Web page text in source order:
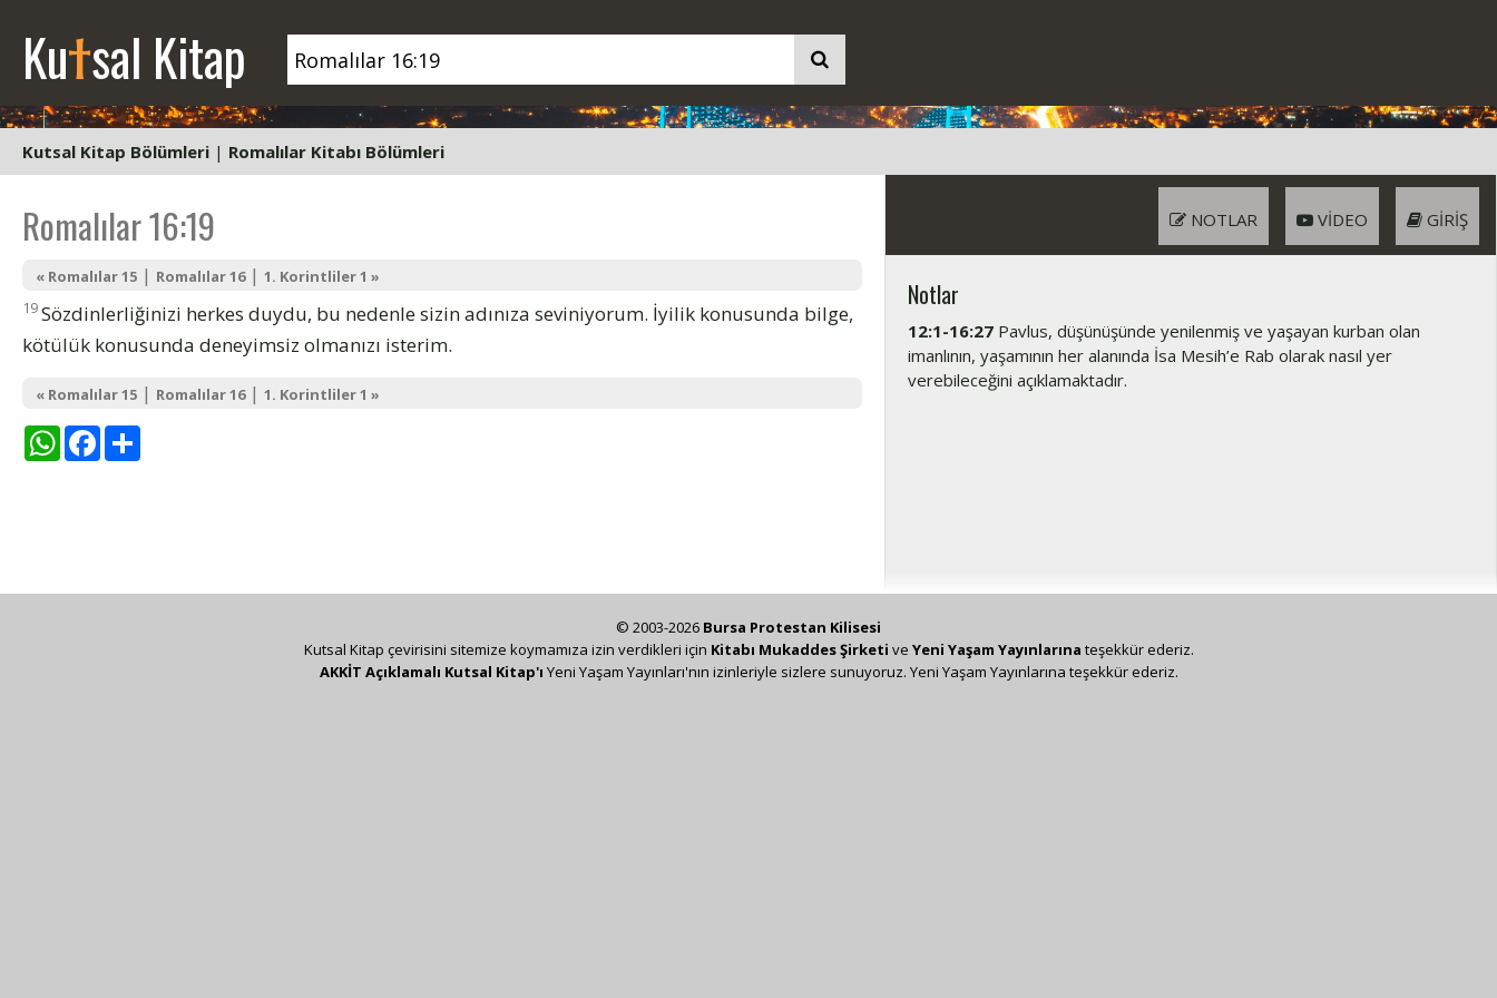
Kutsal Kitap
Kutsal Kitap Bölümleri | Romalılar Kitabı Bölümleri
Romalılar 16:19
« Romalılar 15 | Romalılar 16| 1. Korintliler 1 »
19Sözdinlerliğinizi herkes duydu, bu nedenle sizin adınıza seviniyorum. İyilik konusunda bilge,
kötülük konusunda deneyimsiz olmanızı isterim.
« Romalılar 15 | Romalılar 16| 1. Korintliler 1 »
WhatsAppFacebook
GIRIŞ
VIDEO
NOTLAR
Notlar
12:1-16:27 Pavlus, düşünüşünde yenilenmiş ve yaşayan kurban olan
imanlının, yaşamının her alanında İsa Mesih’e Rab olarak nasıl yer
verebileceğini açıklamaktadır.
© 2003-2026 Bursa Protestan Kilisesi
Kutsal Kitap çevirisini sitemize koymamıza izin verdikleri için Kitabı Mukaddes Şirketi ve Yeni Yaşam Yayınlarına teşekkür ederiz.
AKKİT Açıklamalı Kutsal Kitap'ı Yeni Yaşam Yayınları'nın izinleriyle sizlere sunuyoruz. Yeni Yaşam Yayınlarına teşekkür ederiz.